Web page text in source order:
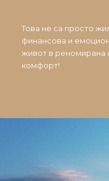
Това не са просто
финансова и
живот в реномирана
комфорт!